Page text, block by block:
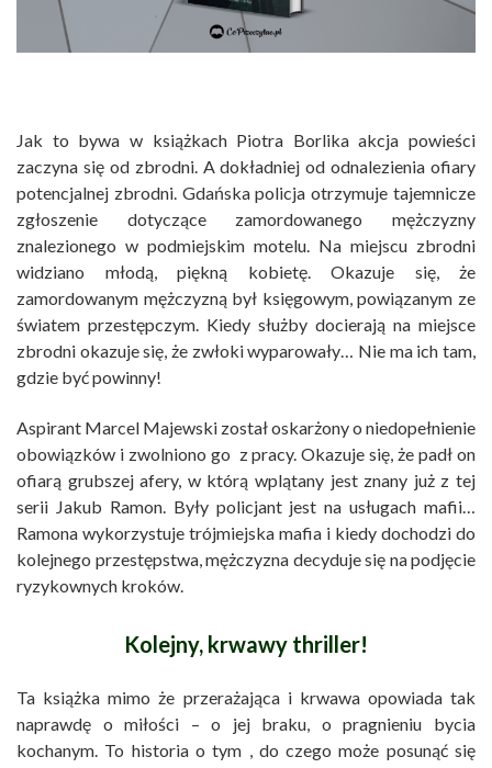
Jak to bywa w książkach Piotra Borlika akcja powieści
zaczyna się od zbrodni. A dokładniej od odnalezienia ofiary
potencjalnej zbrodni. Gdańska policja otrzymuje tajemnicze
zgłoszenie dotyczące zamordowanego mężczyzny
znalezionego w podmiejskim motelu. Na miejscu zbrodni
widziano młodą, piękną kobietę. Okazuje się, że
zamordowanym mężczyzną był księgowym, powiązanym ze
światem przestępczym. Kiedy służby docierają na miejsce
zbrodni okazuje się, że zwłoki wyparowały… Nie ma ich tam,
gdzie być powinny!
Aspirant Marcel Majewski został oskarżony o niedopełnienie
obowiązków i zwolniono go z pracy. Okazuje się, że padł on
ofiarą grubszej afery, w którą wplątany jest znany już z tej
serii Jakub Ramon. Były policjant jest na usługach mafii…
Ramona wykorzystuje trójmiejska mafia i kiedy dochodzi do
kolejnego przestępstwa, mężczyzna decyduje się na podjęcie
ryzykownych kroków.
Kolejny, krwawy thriller!
Ta książka mimo że przerażająca i krwawa opowiada tak
naprawdę o miłości – o jej braku, o pragnieniu bycia
kochanym. To historia o tym , do czego może posunąć się